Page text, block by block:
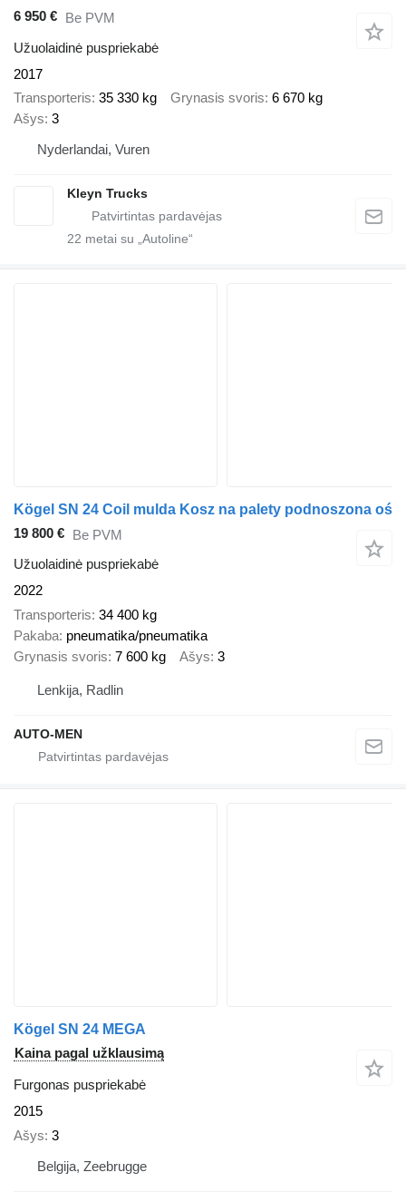
6 950 € Be PVM
Užuolaidinė puspriekabė
2017
Transporteris 35 330 kg Grynasis svoris 6 670 kg
Ašys 3
Nyderlandai, Vuren
Kleyn Trucks
22 metai su „Autoline“
Kögel SN 24 Coil mulda Kosz na palety podnoszona oś
19 800 € Be PVM
Užuolaidinė puspriekabė
2022
Transporteris 34 400 kg
Pakaba pneumatika/pneumatika
Grynasis svoris 7 600 kg Ašys 3
Lenkija, Radlin
AUTO-MEN
Kögel SN 24 MEGA
Kaina pagal užklausimą
Furgonas puspriekabė
2015
Ašys 3
Belgija, Zeebrugge